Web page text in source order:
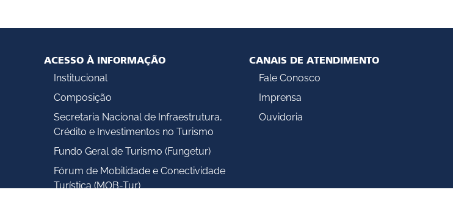
ACESSO À INFORMAÇÃO
Institucional
Composição
Secretaria Nacional de Infraestrutura,
Crédito e Investimentos no Turismo
Fundo Geral de Turismo (Fungetur)
Fórum de Mobilidade e Conectividade
Turística (MOB-Tur)
CANAIS DE ATENDIMENTO
Fale Conosco
Imprensa
Ouvidoria